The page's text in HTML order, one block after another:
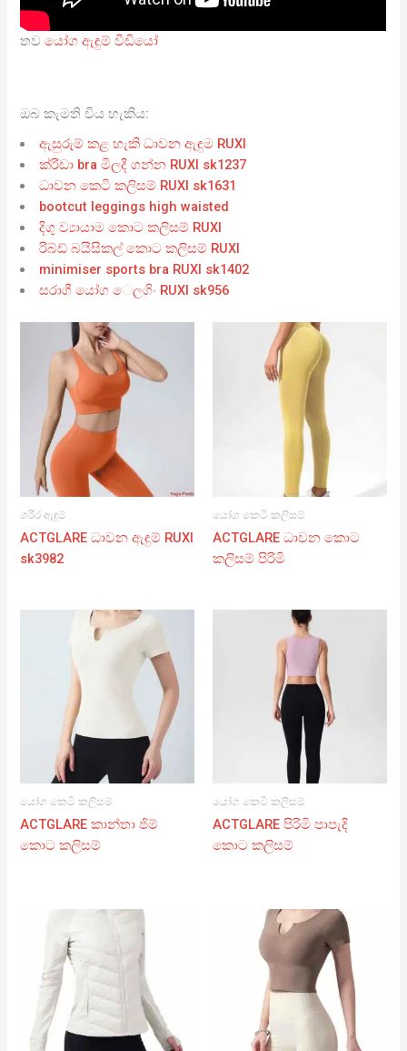
තවයෝග ඇඳුම් වීඩියෝ
ඔබ කැමති විය හැකිය:
ඇසුරුම් කළ හැකි ධාවන ඇඳුම RUXI
ක්රීඩා bra මිලදී ගන්න RUXI sk1237
ධාවන කෙටි කලිසම් RUXI sk1631
bootcut leggings high waisted
දිගු ව්‍යායාම කොට කලිසම් RUXI
රිබ්ඩ් බයිසිකල් කොට කලිසම් RUXI
minimiser sports bra RUXI sk1402
සරාගී යෝග ෙලගිං RUXI sk956
ශරීර ඇඳුම්
ACTGLARE ධාවන ඇඳුම් RUXI
sk3982
යෝග කෙටි කලිසම්
ACTGLARE ධාවන කොට
කලිසම් පිරිමි
යෝග කෙටි කලිසම්
ACTGLARE කාන්තා ජිම්
කොට කලිසම්
යෝග කෙටි කලිසම්
ACTGLARE පිරිමි පාපැදි
කොට කලිසම්